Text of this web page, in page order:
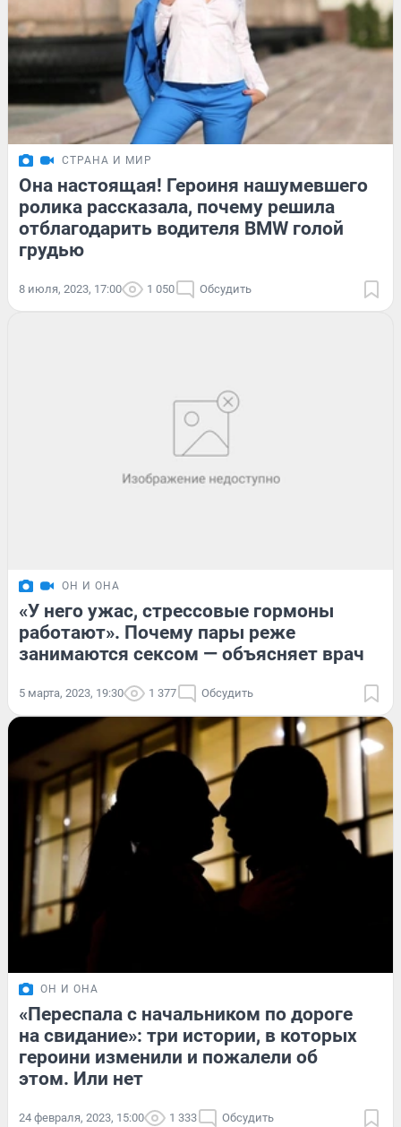
СТРАНА И МИР
Она настоящая! Героиня нашумевшего
ролика рассказала, почему решила
отблагодарить водителя BMW голой
грудью
8 июля, 2023, 17:00 1 050 Обсудить
ОН И ОНА
«У него ужас, стрессовые гормоны
работают». Почему пары реже
занимаются сексом — объясняет врач
5 марта, 2023, 19:30 1 377 Обсудить
ОН И ОНА
«Переспала с начальником по дороге
на свидание»: три истории, в которых
героини изменили и пожалели об
этом. Или нет
24 февраля, 2023, 15:00 1 333 Обсудить